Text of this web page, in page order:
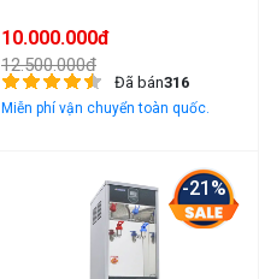
10.000.000đ
12.500.000đ
Đã bán316
Miễn phí vận chuyển toàn quốc.
-21%